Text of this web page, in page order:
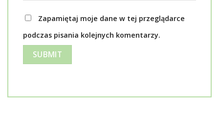
Zapamiętaj moje dane w tej przeglądarce
podczas pisania kolejnych komentarzy.